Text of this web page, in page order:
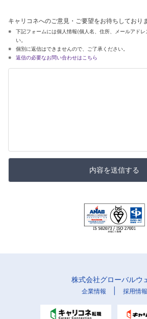
キャリコネへのご意見・ご要望をお待ちしておりま
下記フォームには個人情報(個人名、住所、メールアド
い。
個別に返信はできませんので、ご了承ください。
返信の必要なお問い合わせはこちら
内容を送信する
株式会社グローバルウ
企業情報 採用情報